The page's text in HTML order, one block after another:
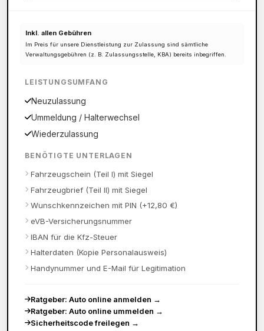
Inkl. allen Gebühren
Im Preis für unsere Dienstleistung zur Zulassung sind sämtliche
Verwaltungsgebühren (z. B. Zulassungsstelle, KBA) bereits inbegriffen.
LEISTUNGSUMFANG
Neuzulassung
Ummeldung / Halterwechsel
Wiederzulassung
BENÖTIGTE UNTERLAGEN
Fahrzeugschein (Teil I) mit Siegel
Fahrzeugbrief (Teil II) mit Siegel
Wunschkennzeichen mit PIN (+12,80 €)
eVB-Versicherungsnummer
IBAN für die Kfz-Steuer
Halterdaten (Kopie Personalausweis)
Handynummer und E-Mail für Legitimation
Ratgeber: Auto online anmelden →
Ratgeber: Auto online ummelden →
Sicherheitscode freilegen →